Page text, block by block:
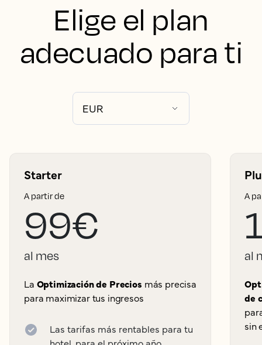
Elige el plan
adecuado para ti
Starter
A partir de
99€
al mes
La Optimización de Precios más precisa
para maximizar tus ingresos
Las tarifas más rentables para tu
A
al
de
sin